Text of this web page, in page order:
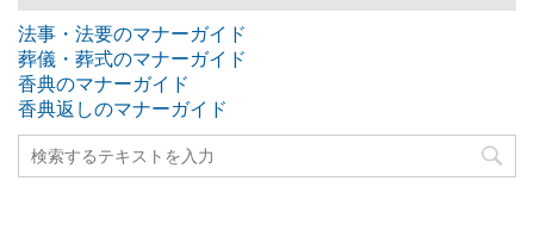
法事・法要のマナーガイド
葬儀・葬式のマナーガイド
香典のマナーガイド
香典返しのマナーガイド